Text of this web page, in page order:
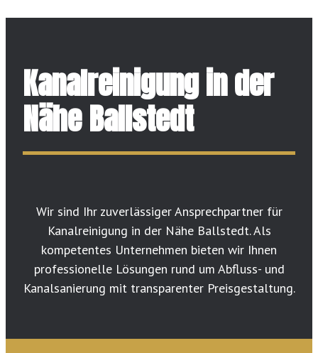
Kanalreinigung in der
Nähe Ballstedt
Wir sind Ihr zuverlässiger Ansprechpartner für
Kanalreinigung in der Nähe Ballstedt. Als
kompetentes Unternehmen bieten wir Ihnen
professionelle Lösungen rund um Abfluss- und
Kanalsanierung mit transparenter Preisgestaltung.